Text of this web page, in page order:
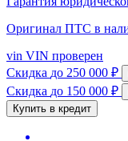
Оригинал ПТС в
vin VIN проверен
Скидка до 250 000 ₽
Скидка до 150 000 ₽
Купить в кредит